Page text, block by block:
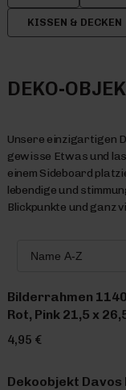
KISSEN & DECKEN
DEKO-
Unsere einzigartigen
gewisse Etwas und
einem Sideboard
lebendige und
Blickpunkte und ganz
Bilderrahmen
Rot, Pink 21,5 x
4,95 €
Dekoobjekt Davos Pink 25